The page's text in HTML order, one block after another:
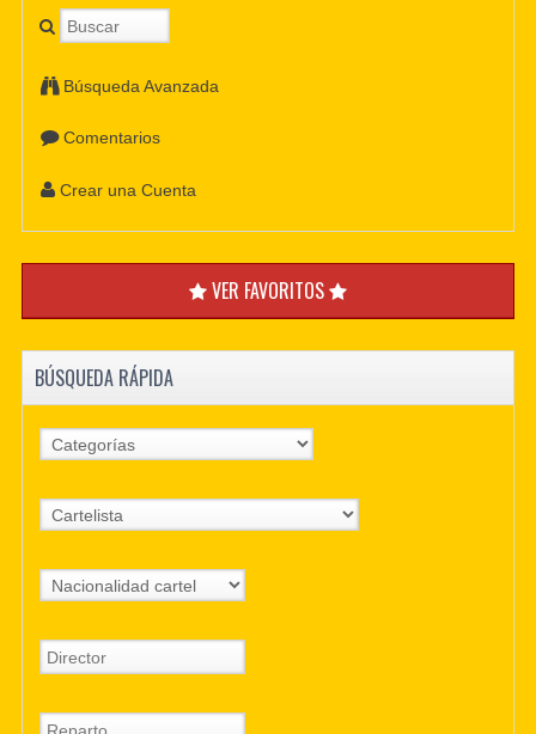
Búsqueda Avanzada
Comentarios
Crear una Cuenta
VER FAVORITOS
BÚSQUEDA RÁPIDA